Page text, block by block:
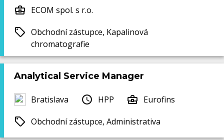
ECOM spol. s r.o.
Obchodní zástupce, Kapalinová
chromatografie
Analytical Service Manager
Bratislava HPP
Eurofins
Obchodní zástupce, Administrativa